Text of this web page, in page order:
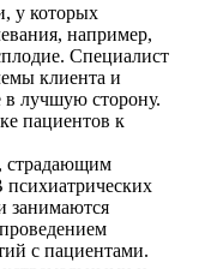
у которых
например,
Специалист
клиента и
в лучшую сторону.
пациентов к
страдающим
психиатрических
занимаются
с пациентами.